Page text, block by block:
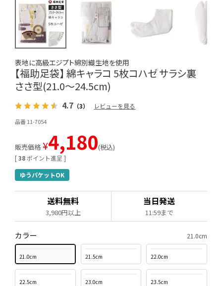
表地に高級エジプト綿別織生地を使用
【福助足袋】 綿キャラコ 5枚コハゼ サラシ裏
ささ型(21.0～24.5cm)
4.7 （3） レビューを見る
品番 11-7054
[ 38 ポイント進呈 ]
販売価格 ¥4,180 税込
ゆうパケットOK
送料無料
3,980円以上
当日発送
11:59まで
カラー 21.0cm
21.0cm 21.5cm 22.0cm
22.5cm 23.0cm 23.5cm